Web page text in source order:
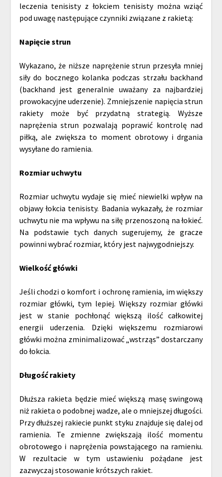
leczenia tenisisty z łokciem tenisisty można wziąć
pod uwagę następujące czynniki związane z rakietą:
Napięcie strun
Wykazano, że niższe naprężenie strun przesyła mniej
siły do bocznego kolanka podczas strzału backhand
(backhand jest generalnie uważany za najbardziej
prowokacyjne uderzenie). Zmniejszenie napięcia strun
rakiety może być przydatną strategią. Wyższe
naprężenia strun pozwalają poprawić kontrolę nad
piłką, ale zwiększa to moment obrotowy i drgania
wysyłane do ramienia.
Rozmiar uchwytu
Rozmiar uchwytu wydaje się mieć niewielki wpływ na
objawy łokcia tenisisty. Badania wykazały, że rozmiar
uchwytu nie ma wpływu na siłę przenoszoną na łokieć.
Na podstawie tych danych sugerujemy, że gracze
powinni wybrać rozmiar, który jest najwygodniejszy.
Wielkość główki
Jeśli chodzi o komfort i ochronę ramienia, im większy
rozmiar główki, tym lepiej. Większy rozmiar główki
jest w stanie pochłonąć większą ilość całkowitej
energii uderzenia. Dzięki większemu rozmiarowi
główki można zminimalizować „wstrząs” dostarczany
do łokcia.
Długość rakiety
Dłuższa rakieta będzie mieć większą masę swingową
niż rakieta o podobnej wadze, ale o mniejszej długości.
Przy dłuższej rakiecie punkt styku znajduje się dalej od
ramienia. Te zmienne zwiększają ilość momentu
obrotowego i naprężenia powstającego na ramieniu.
W rezultacie w tym ustawieniu pożądane jest
zazwyczaj stosowanie krótszych rakiet.